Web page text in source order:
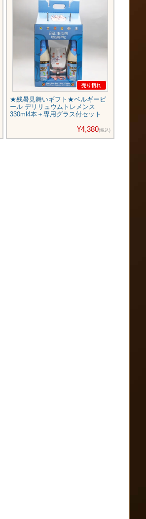
★残暑見舞いギフト★ベルギービ
ール デリリュウムトレメンス
330ml4本＋専用グラス付セット
¥4,380(税込)
売り切れ